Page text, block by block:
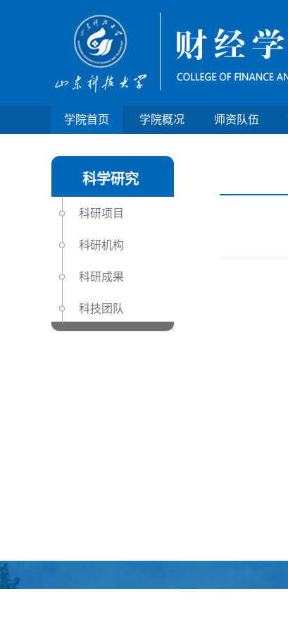
学院首页 学院概况 师资队伍
科学研究
科研项目
科研机构
科研成果
科技团队